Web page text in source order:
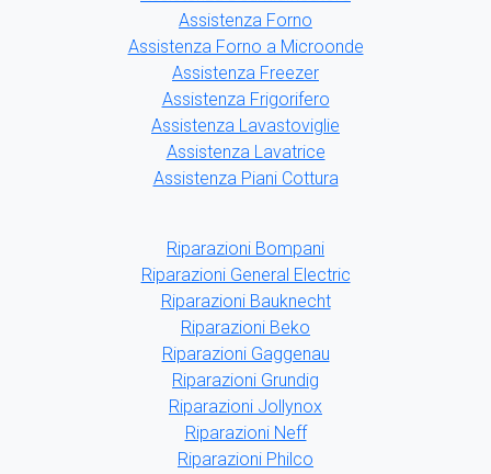
Assistenza Forno
Assistenza Forno a Microonde
Assistenza Freezer
Assistenza Frigorifero
Assistenza Lavastoviglie
Assistenza Lavatrice
Assistenza Piani Cottura
Riparazioni Bompani
Riparazioni General Electric
Riparazioni Bauknecht
Riparazioni Beko
Riparazioni Gaggenau
Riparazioni Grundig
Riparazioni Jollynox
Riparazioni Neff
Riparazioni Philco